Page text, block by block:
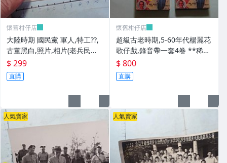
懷舊柑仔店
大陸時期 國民黨 軍人,特工??,
古董黑白,照片,相片(老兵民國3
8年從大陸帶來台灣的) **稀少
品6
$ 299
直購
懷舊柑仔店
超級古老時期,5-60年代楊麗花
歌仔戲,錄音帶一套4卷 **稀少
品
$ 800
直購
人氣賣家 人氣賣家